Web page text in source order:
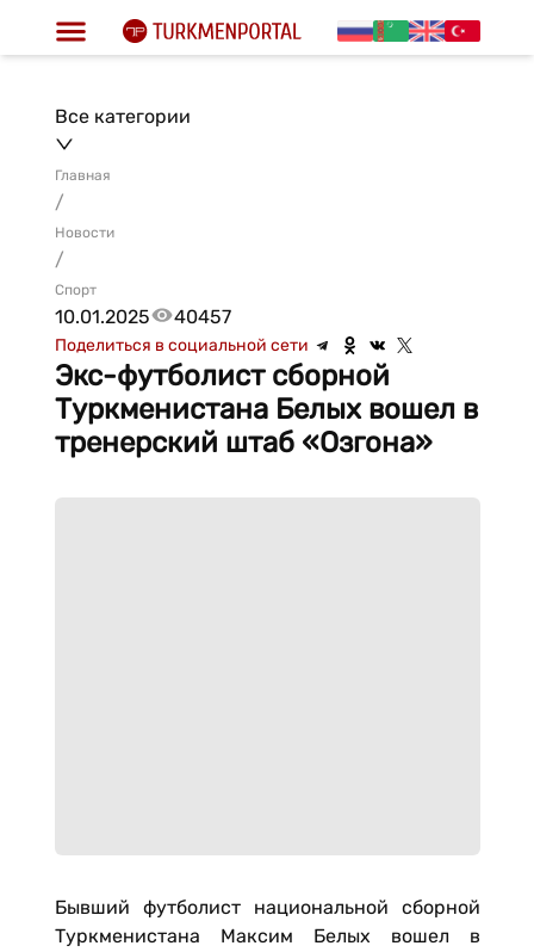
Все категории
Главная
/
Новости
/
Спорт
10.01.2025 40457
Поделиться в социальной сети
Экс-футболист сборной
Туркменистана Белых вошел в
тренерский штаб «Озгона»
Бывший футболист национальной сборной
Туркменистана Максим Белых вошел в